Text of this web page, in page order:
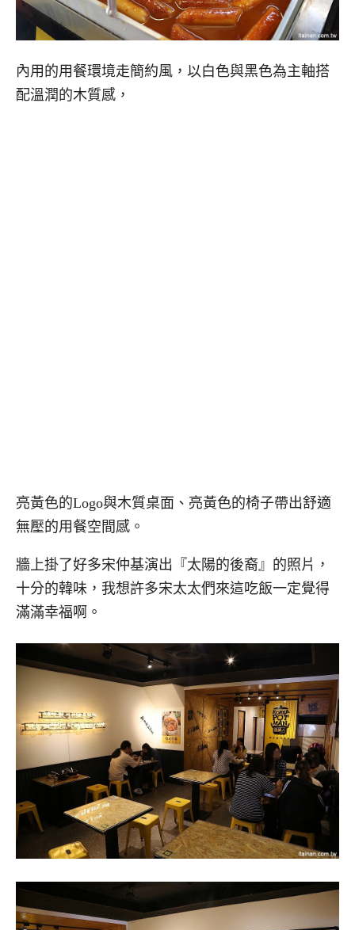
內用的用餐環境走簡約風，以白色與黑色為主軸搭
配溫潤的木質感，
亮黃色的Logo與木質桌面、亮黃色的椅子帶出舒適
無壓的用餐空間感。
牆上掛了好多宋仲基演出『太陽的後裔』的照片，
十分的韓味，我想許多宋太太們來這吃飯一定覺得
滿滿幸福啊。